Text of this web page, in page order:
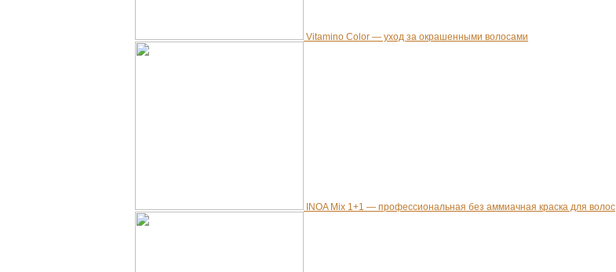
Vitamino Color — уход за окрашенными волосами
INOA Mix 1+1 — профессиональная без аммиачная краска для волос